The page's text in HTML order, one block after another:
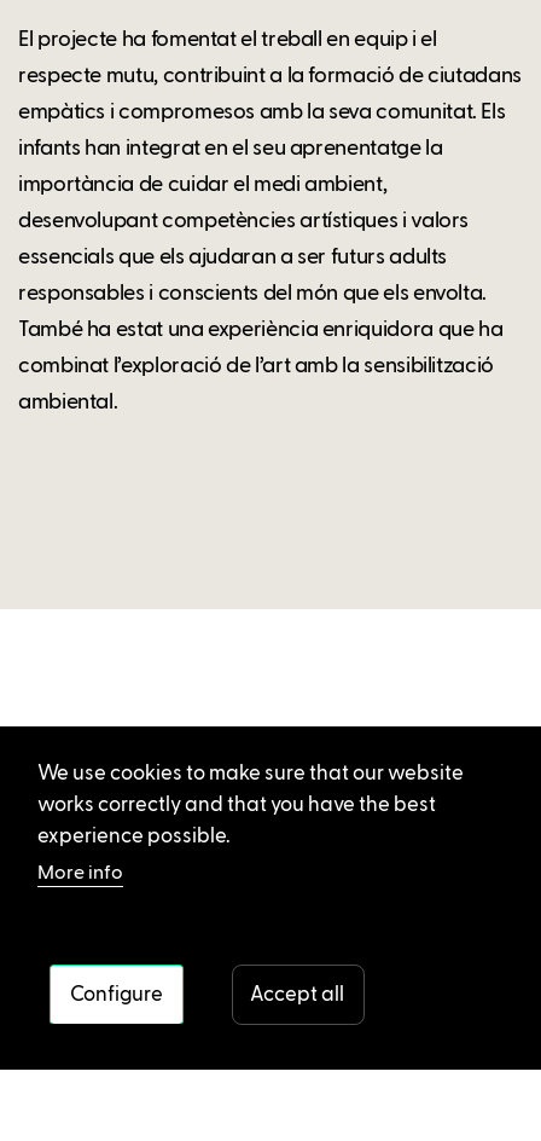
El projecte ha fomentat el treball en equip i el
respecte mutu, contribuint a la formació de ciutadans
empàtics i compromesos amb la seva comunitat. Els
infants han integrat en el seu aprenentatge la
importància de cuidar el medi ambient,
desenvolupant competències artístiques i valors
essencials que els ajudaran a ser futurs adults
responsables i conscients del món que els envolta.
També ha estat una experiència enriquidora que ha
combinat l’exploració de l’art amb la sensibilització
ambiental.
We use cookies to make sure that our website
works correctly and that you have the best
experience possible.
More info
Configure Accept all